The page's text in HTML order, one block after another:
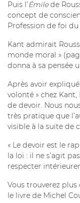
Puis l’Émilede
concept de
Profession de foi du
Kant admirait
monde moral »
donna à sa pensée
Après avoir
volonté » chez
de devoir. Nous
très pratique que
visible à la suite de
« Le devoir est le
la loi : il ne s’agit
respecter
Vous trouverez
le livre de Michel